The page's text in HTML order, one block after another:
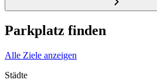
Parkplatz finden
Alle Ziele anzeigen
Städte